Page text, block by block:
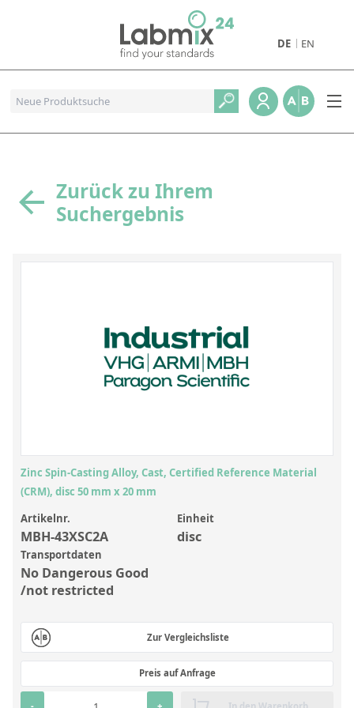
DE EN
Referenzstandards für die Industrie und Geologie
Referenzstandards für die Umweltanalytik
Organische Referenzstandards
Anorganische Referenzstandards
Laborvergleichsuntersuchungen (LVU/PT)
Custom-Made
Übersicht: Kundenspezifische Standards
Anorganische wässrige Kundenmischungen
Organische Analyten | Rückstandsanalytik
Metallstandards | Setting Up Samples (SUS)
Kundenspezifische Polymerstandards
Pharmazeutische und organische Kundensynthesen
Zurück zu Ihrem
Suchergebnis
Zinc Spin-Casting Alloy, Cast, Certified Reference Material
(CRM), disc 50 mm x 20 mm
Artikelnr.
MBH-43XSC2A
Einheit
disc
Transportdaten
No Dangerous Good
/not restricted
Zur Vergleichsliste
Preis auf Anfrage